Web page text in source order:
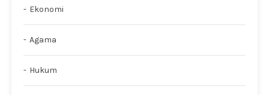
Ekonomi
Agama
Hukum